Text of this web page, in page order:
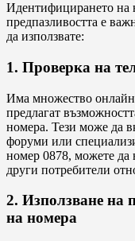
Идентифицирането на
предпазливостта е
да използвате:
1. Проверка на
Има множество
предлагат
номера. Тези може да
форуми или
номер 0878, можете да
други потребители
2. Използване на
на номера